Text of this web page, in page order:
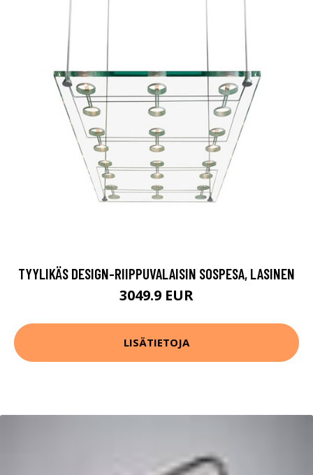
TYYLIKÄS DESIGN-RIIPPUVALAISIN SOSPESA, LASINEN
3049.9 EUR
LISÄTIETOJA